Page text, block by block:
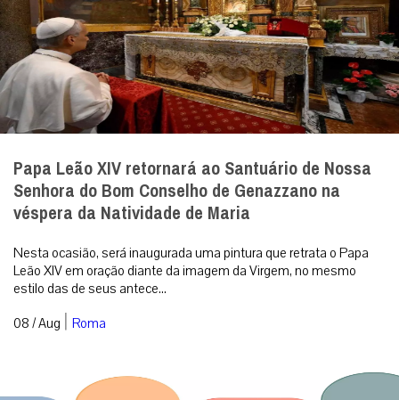
Papa Leão XIV retornará ao Santuário de Nossa
Senhora do Bom Conselho de Genazzano na
véspera da Natividade de Maria
Nesta ocasião, será inaugurada uma pintura que retrata o Papa
Leão XIV em oração diante da imagem da Virgem, no mesmo
estilo das de seus antece...
08 / Aug | Roma